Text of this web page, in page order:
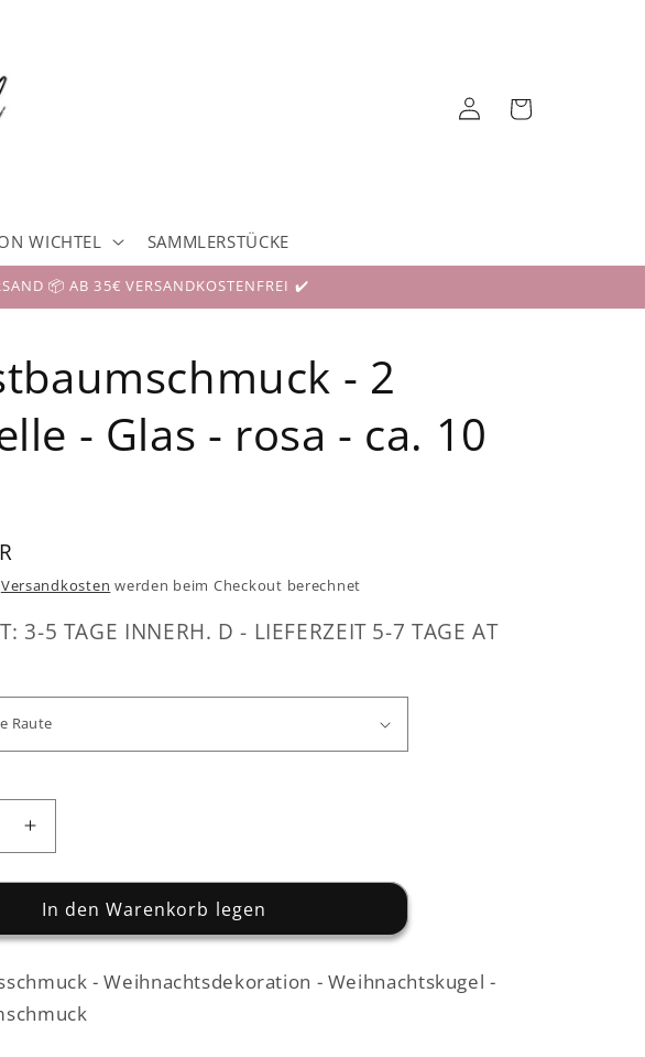
WICHTEL SAMMLERSTÜCKE
EinloggenWarenkorb
📦 AB 35€ VERSANDKOSTENFREI ✔️
- 2
- Glas - rosa - ca. 10
Versandkosten werden beim Checkout berechnet
3-5 TAGE INNERH. D - LIEFERZEIT 5-7 TAGE AT
Erhöhe
die
Menge
für
Christbaumschmuck
2
Modelle
In den Warenkorb legen
- Weihnachtsdekoration - Weihnachtskugel -